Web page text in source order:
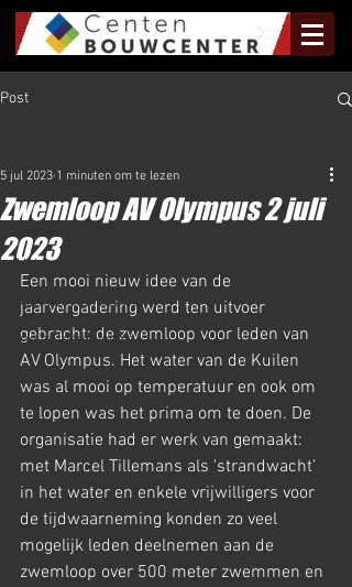
Post
Olympus Nieuws
Halve Marathon Nieuws
Rundje Mill Nieuws
Kuilenloop Nieuws
Zwemloop AV Olympus 2 juli
2023
5 jul 2023 1 minuten om te lezen
Een mooi nieuw idee van de
jaarvergadering werd ten uitvoer
gebracht: de zwemloop voor leden van
AV Olympus. Het water van de Kuilen
was al mooi op temperatuur en ook om
te lopen was het prima om te doen. De
organisatie had er werk van gemaakt:
met Marcel Tillemans als 'strandwacht'
in het water en enkele vrijwilligers voor
de tijdwaarneming konden zo veel
mogelijk leden deelnemen aan de
zwemloop over 500 meter zwemmen en